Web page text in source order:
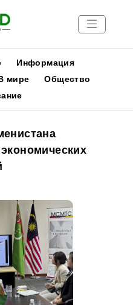
Информация
мире
Общество